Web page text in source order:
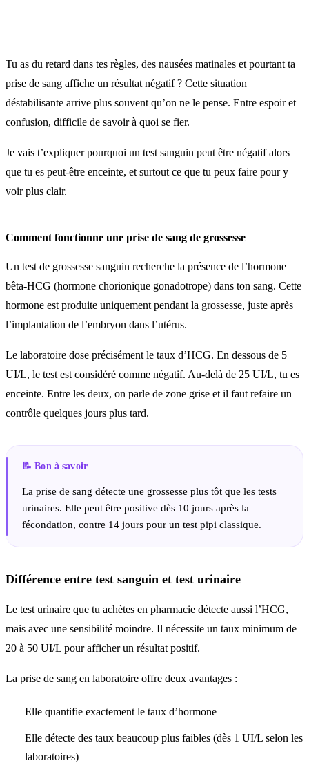
Tu as du retard dans tes règles, des nausées matinales et pourtant ta
prise de sang affiche un résultat négatif ? Cette situation
déstabilisante arrive plus souvent qu’on ne le pense. Entre espoir et
confusion, difficile de savoir à quoi se fier.
Je vais t’expliquer pourquoi un test sanguin peut être négatif alors
que tu es peut-être enceinte, et surtout ce que tu peux faire pour y
voir plus clair.
Comment fonctionne une prise de sang de grossesse
Un test de grossesse sanguin recherche la présence de l’hormone
bêta-HCG (hormone chorionique gonadotrope) dans ton sang. Cette
hormone est produite uniquement pendant la grossesse, juste après
l’implantation de l’embryon dans l’utérus.
Le laboratoire dose précisément le taux d’HCG. En dessous de 5
UI/L, le test est considéré comme négatif. Au-delà de 25 UI/L, tu es
enceinte. Entre les deux, on parle de zone grise et il faut refaire un
contrôle quelques jours plus tard.
La prise de sang détecte une grossesse plus tôt que les tests
urinaires. Elle peut être positive dès 10 jours après la
fécondation, contre 14 jours pour un test pipi classique.
Différence entre test sanguin et test urinaire
Le test urinaire que tu achètes en pharmacie détecte aussi l’HCG,
mais avec une sensibilité moindre. Il nécessite un taux minimum de
20 à 50 UI/L pour afficher un résultat positif.
La prise de sang en laboratoire offre deux avantages :
Elle quantifie exactement le taux d’hormone
Elle détecte des taux beaucoup plus faibles (dès 1 UI/L selon les
laboratoires)